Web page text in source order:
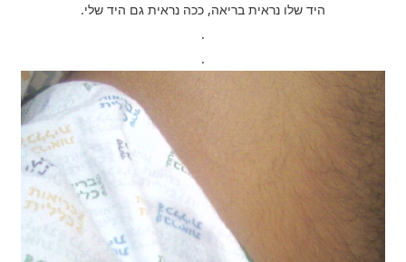
היד שלו נראית בריאה, ככה נראית גם היד שלי.
.
.